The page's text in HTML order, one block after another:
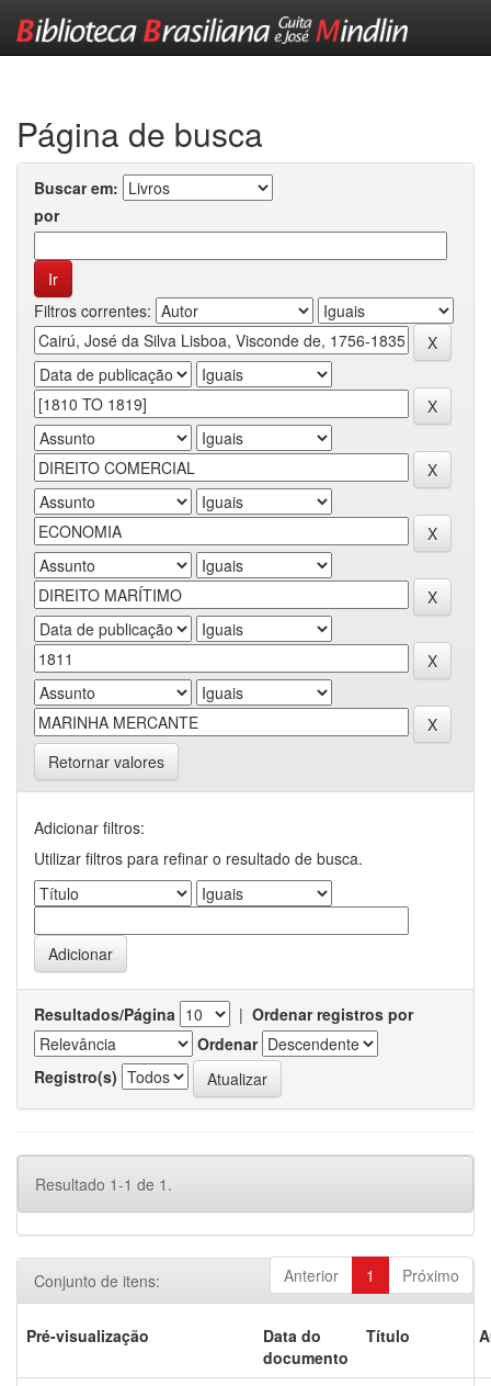
Página de busca
Buscar em:
por
Filtros correntes:
Retornar valores
Adicionar filtros:
Utilizar filtros para refinar o resultado de busca.
Resultados/Página | Ordenar registros por
Ordenar
Registro(s)
Resultado 1-1 de 1.
Anterior 1 Próximo
Conjunto de itens:
Pré-visualização
Data do
documento
Título